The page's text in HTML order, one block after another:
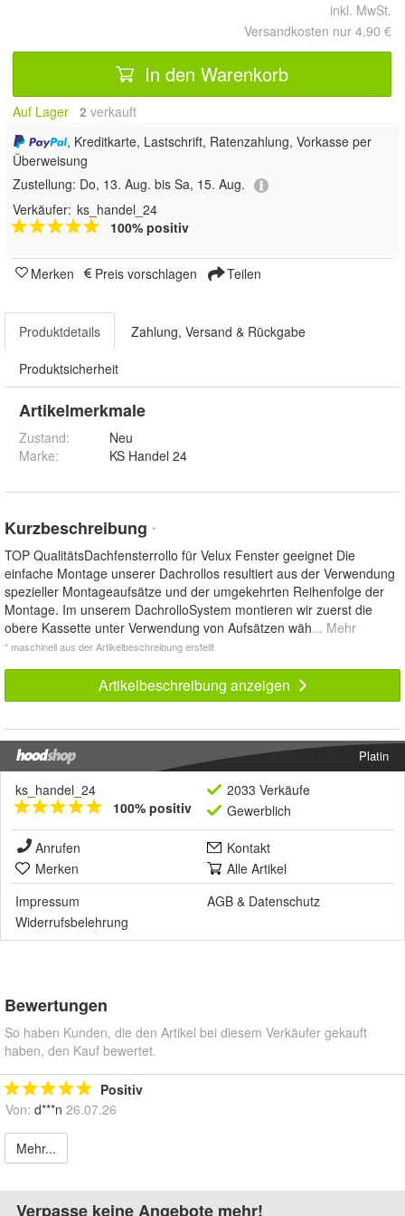
inkl. MwSt.
Versandkosten nur 4,90 €
In den Warenkorb
Auf Lager 2 verkauft
, Kreditkarte, Lastschrift, Ratenzahlung, Vorkasse per
Überweisung
Zustellung: Do, 13. Aug. bis Sa, 15. Aug.
Verkäufer: ks_handel_24
100% positiv
Merken Preis vorschlagen Teilen
Produktdetails Zahlung, Versand & Rückgabe
Produktsicherheit
Artikelmerkmale
Zustand:
Neu
Marke:
KS Handel 24
Kurzbeschreibung *
TOP QualitätsDachfensterrollo für Velux Fenster geeignet Die
einfache Montage unserer Dachrollos resultiert aus der Verwendung
spezieller Montageaufsätze und der umgekehrten Reihenfolge der
Montage. Im unserem DachrolloSystem montieren wir zuerst die
obere Kassette unter Verwendung von Aufsätzen wäh... Mehr
* maschinell aus der Artikelbeschreibung erstellt
Artikelbeschreibung anzeigen
Platin
ks_handel_24
100% positiv
2033 Verkäufe
Gewerblich
Anrufen
Kontakt
Merken
Alle Artikel
Impressum
AGB & Datenschutz
Widerrufsbelehrung
Bewertungen
So haben Kunden, die den Artikel bei diesem Verkäufer gekauft
haben, den Kauf bewertet.
Positiv
Von: d***n 26.07.26
Mehr...
Verpasse keine Angebote mehr!